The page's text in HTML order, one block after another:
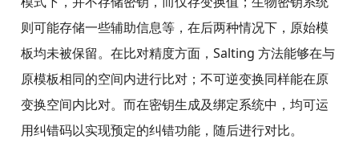
则可能存储一些辅助信息等，在后两种情况下，原始模
板均未被保留。在比对精度方面，Salting 方法能够在与
原模板相同的空间内进行比对；不可逆变换同样能在原
变换空间内比对。而在密钥生成及绑定系统中，均可运
用纠错码以实现预定的纠错功能，随后进行对比。